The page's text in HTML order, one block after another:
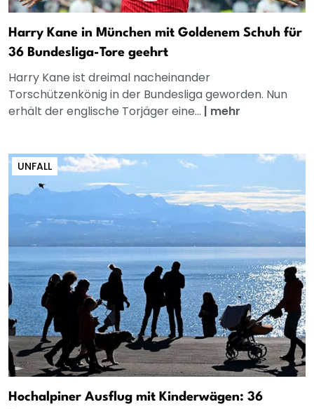
Harry Kane in München mit Goldenem Schuh für
36 Bundesliga-Tore geehrt
Harry Kane ist dreimal nacheinander
Torschützenkönig in der Bundesliga geworden. Nun
erhält der englische Torjäger eine... | mehr
UNFALL
Hochalpiner Ausflug mit Kinderwägen: 36